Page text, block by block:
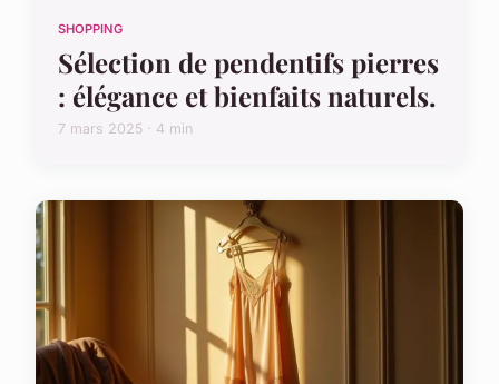
SHOPPING
Sélection de pendentifs pierres
: élégance et bienfaits naturels.
7 mars 2025 · 4 min